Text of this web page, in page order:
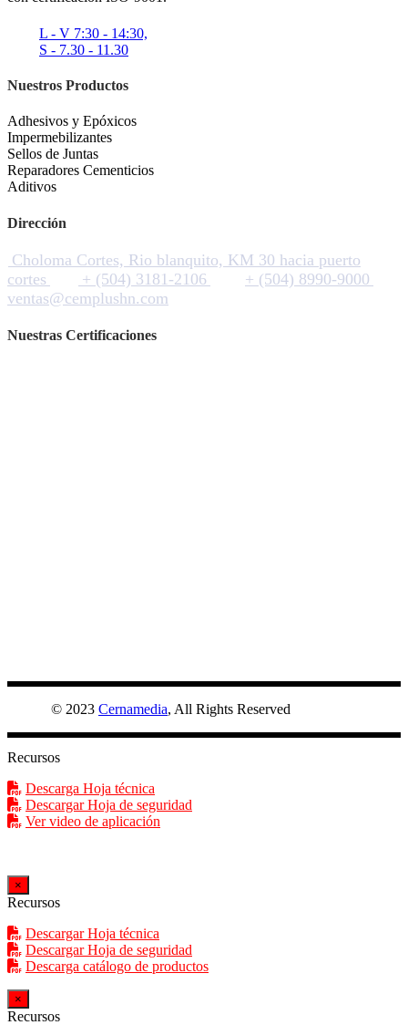
L - V 7:30 - 14:30,
S - 7.30 - 11.30
Nuestros Productos
Adhesivos y Epóxicos
Impermebilizantes
Sellos de Juntas
Reparadores Cementicios
Aditivos
Dirección
Choloma Cortes, Rio blanquito, KM 30 hacia puerto
cortes
+ (504) 3181-2106
+ (504) 8990-9000
ventas@cemplushn.com
Nuestras Certificaciones
© 2023 Cernamedia, All Rights Reserved
Recursos
Descarga Hoja técnica
Descargar Hoja de seguridad
Ver video de aplicación
×
Recursos
Descargar Hoja técnica
Descargar Hoja de seguridad
Descarga catálogo de productos
×
Recursos